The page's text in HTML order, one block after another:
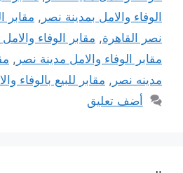
الوفاء والامل بمدينة نصر , مقابر
نصر القاهرة, مقابر الوفاء
مقابر الوفاء والامل مدينة نصر ,
مدينه نصر , مقابر للبيع بالوفاء
أضف تعليق